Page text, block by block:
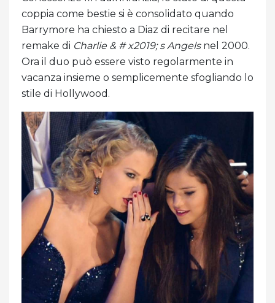
coppia come bestie si è consolidato quando
Barrymore ha chiesto a Diaz di recitare nel
remake di Charlie & # x2019; s Angelsnel 2000.
Ora il duo può essere visto regolarmente in
vacanza insieme o semplicemente sfogliando lo
stile di Hollywood.